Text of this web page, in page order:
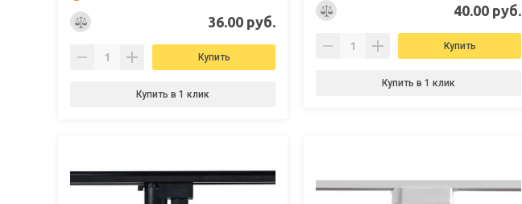
36.00 руб.
Купить
Купить в 1 клик
40.00 руб.
Купить
Купить в 1 клик